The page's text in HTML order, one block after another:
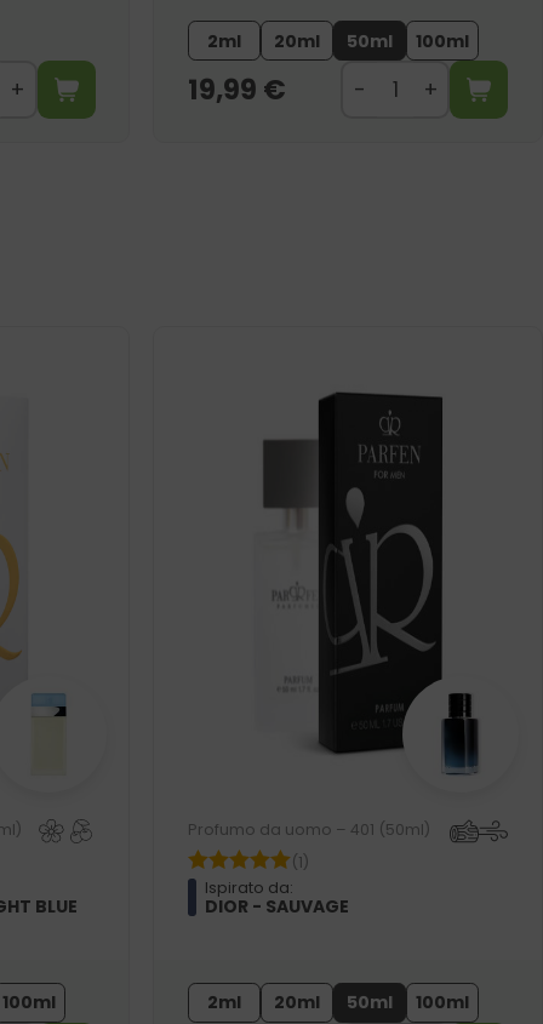
2ml 20ml 50ml 100ml
19,99 €
BLUE
100ml
Profumo da uomo – 401 (50ml)
(1)
Ispirato da:
DIOR - SAUVAGE
2ml 20ml 50ml 100ml